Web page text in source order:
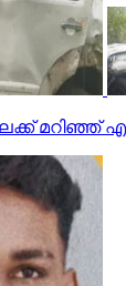
മറിഞ്ഞ്